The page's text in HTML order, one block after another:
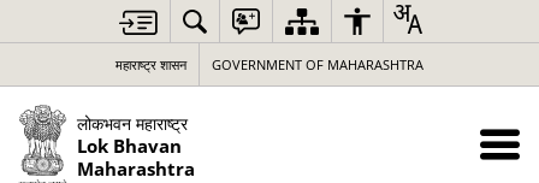
महाराष्ट्र शासन GOVERNMENT OF MAHARASHTRA
लोकभवन महाराष्ट्र
Lok Bhavan
Maharashtra